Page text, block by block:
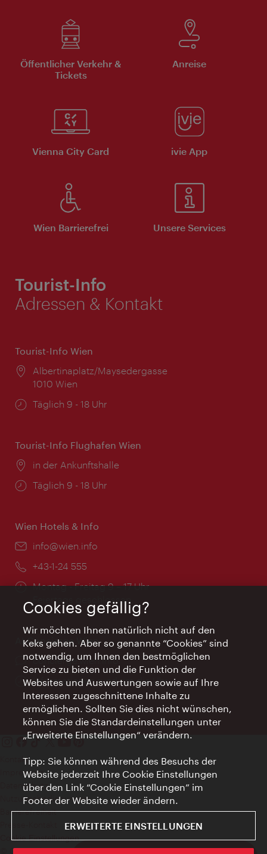
Öffentlicher Verkehr &
Tickets
Anreise
Vienna City Card ivie App
Wien Barrierefrei Unsere Services
Tourist-Info
Adressen & Kontakt
Tourist-Info Wien
Ort:
Albertinaplatz/Maysedergasse
1010 Wien
Öffnungszeiten:
Täglich 9 - 18 Uhr
Tourist-Info Flughafen Wien
Ort:
in der Ankunftshalle
Öffnungszeiten:
Täglich 9 - 18 Uhr
Wien Hotels & Info
Email:
info@wien.info
Telefon:
+43-1-24 555
Öffnungszeiten:
Montag - Freitag 9 – 17 Uhr
Feiertags geschlossen
AI Concierge Wien
Ort:
concierge.wien.info
Öffnungszeiten:
Informationen rund um die Uhr
Kontakt
Impressum
Datenschutz
Nutzungsbedingungen
Barrierefreiheit
Cookie Einstellungen
© Copyright WienTourismus
Cookies gefällig?
Wir möchten Ihnen natürlich nicht auf den
Keks gehen. Aber so genannte “Cookies” sind
notwendig, um Ihnen den bestmöglichen
Service zu bieten und die Funktion der
Websites und Auswertungen sowie auf Ihre
Interessen zugeschnittene Inhalte zu
ermöglichen. Sollten Sie dies nicht wünschen,
können Sie die Standardeinstellungen unter
„Erweiterte Einstellungen“ verändern.
Tipp: Sie können während des Besuchs der
Website jederzeit Ihre Cookie Einstellungen
über den Link “Cookie Einstellungen” im
Footer der Website wieder ändern.
ERWEITERTE EINSTELLUNGEN